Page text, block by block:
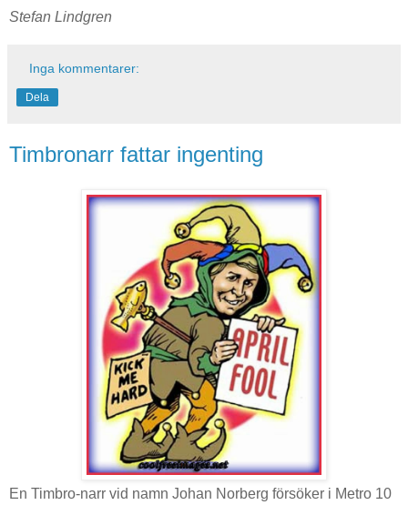
Stefan Lindgren
Inga kommentarer:
Dela
Timbronarr fattar ingenting
En Timbro-narr vid namn Johan Norberg försöker i Metro 10